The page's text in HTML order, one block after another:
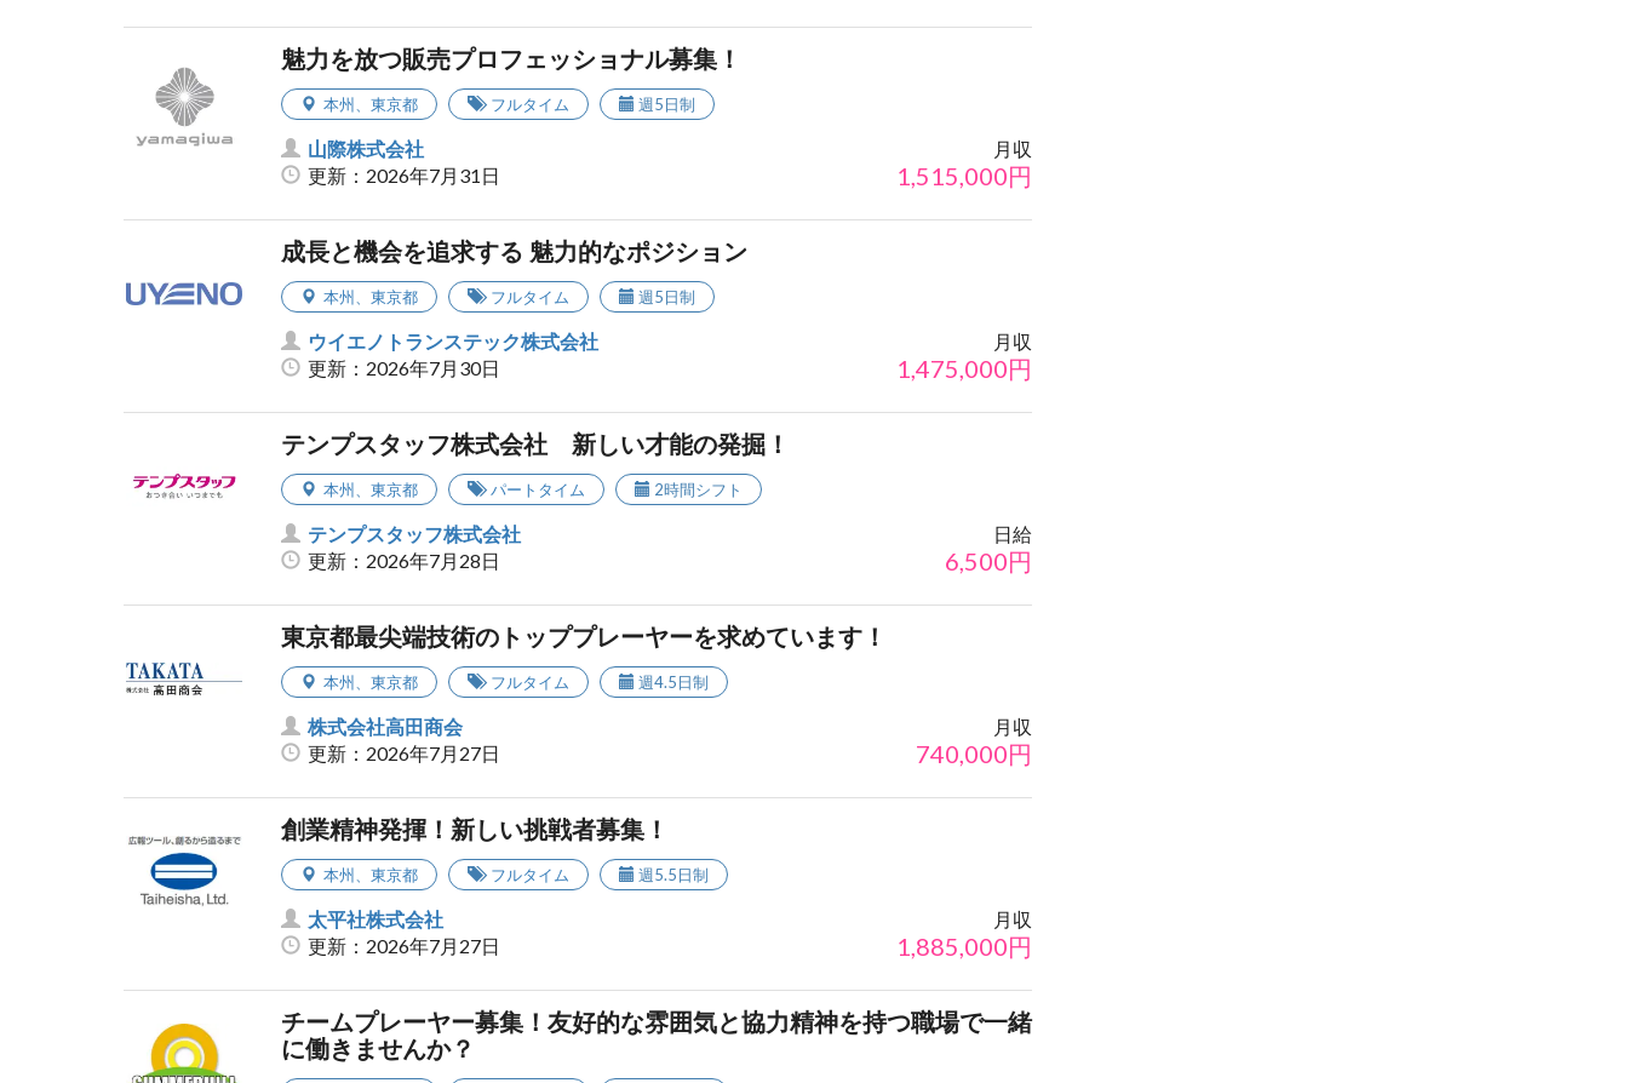
魅力を放つ販売プロフェッショナル募集！
本州、 東京都 フルタイム 週5日制
山際株式会社
更新：2026年7月31日
月収
1,515,000円
成長と機会を追求する 魅力的なポジション
本州、 東京都 フルタイム 週5日制
ウイエノトランステック株式会社
更新：2026年7月30日
月収
1,475,000円
テンプスタッフ株式会社 新しい才能の発掘！
本州、 東京都 パートタイム 2時間シフト
テンプスタッフ株式会社
更新：2026年7月28日
日給
6,500円
東京都最尖端技術のトッププレーヤーを求めています！
本州、 東京都 フルタイム 週4.5日制
株式会社高田商会
更新：2026年7月27日
月収
740,000円
創業精神発揮！新しい挑戦者募集！
本州、 東京都 フルタイム 週5.5日制
太平社株式会社
更新：2026年7月27日
月収
1,885,000円
チームプレーヤー募集！友好的な雰囲気と協力精神を持つ職場で一緒
に働きませんか？